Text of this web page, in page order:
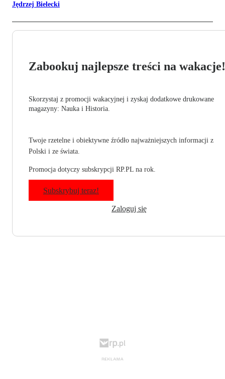
Jędrzej Bielecki
Zabookuj najlepsze treści na wakacje!
Skorzystaj z promocji wakacyjnej i zyskaj dodatkowe drukowane
magazyny: Nauka i Historia.
Twoje rzetelne i obiektywne źródło najważniejszych informacji z
Polski i ze świata.
Promocja dotyczy subskrypcji RP.PL na rok.
Subskrybuj teraz!
Zaloguj się